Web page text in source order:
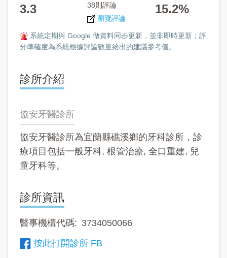
3.3
38則評論
瀏覽評論
15.2%
系統定期與 Google 做資料同步更新，並非即時更新；評
分準確度為系統根據評論數量給出的建議參考值。
診所介紹
協安牙醫診所
協安牙醫診所為宜蘭縣礁溪鄉的牙科診所，診
療項目包括一般牙科, 根管治療, 全口重建, 兒
童牙科等。
診所資訊
醫事機構代碼
3734050066
按此打開診所 FB